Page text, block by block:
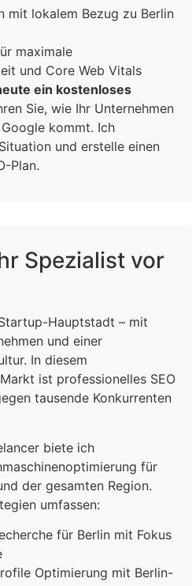
mit lokalem Bezug zu Berlin
maximale
und Core Web Vitals
ein kostenloses
Sie, wie Ihr Unternehmen
kommt. Ich
und erstelle einen
Plan.
Spezialist vor
Hauptstadt – mit
und einer
In diesem
ist professionelles SEO
tausende Konkurrenten
biete ich
für
der gesamten Region.
umfassen:
für Berlin mit Fokus
Optimierung mit Berlin-